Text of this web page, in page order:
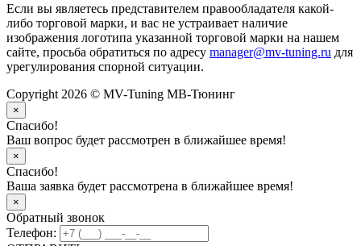
Если вы являетесь представителем правообладателя какой-
либо торговой марки, и вас не устраивает наличие
изображения логотипа указанной торговой марки на нашем
сайте, просьба обратиться по адресу manager@mv-tuning.ru для
урегулирования спорной ситуации.
Copyright 2026 © MV-Tuning МВ-Тюнинг
×
Спасибо!
Ваш вопрос будет рассмотрен в ближайшее время!
×
Спасибо!
Ваша заявка будет рассмотрена в ближайшее время!
×
Обратный звонок
Телефон: